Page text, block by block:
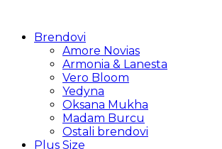
Brendovi
Amore Novias
Armonia & Lanesta
Vero Bloom
Yedyna
Oksana Mukha
Madam Burcu
Ostali brendovi
Plus Size